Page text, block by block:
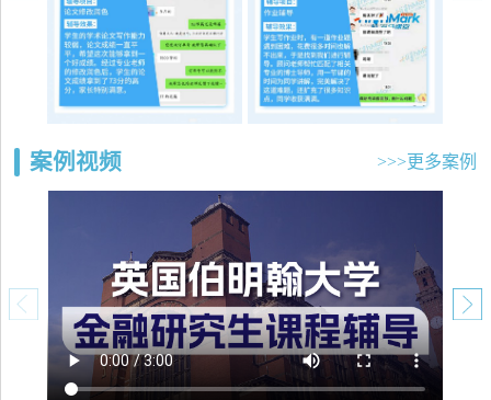
案例视频 >>>更多案例